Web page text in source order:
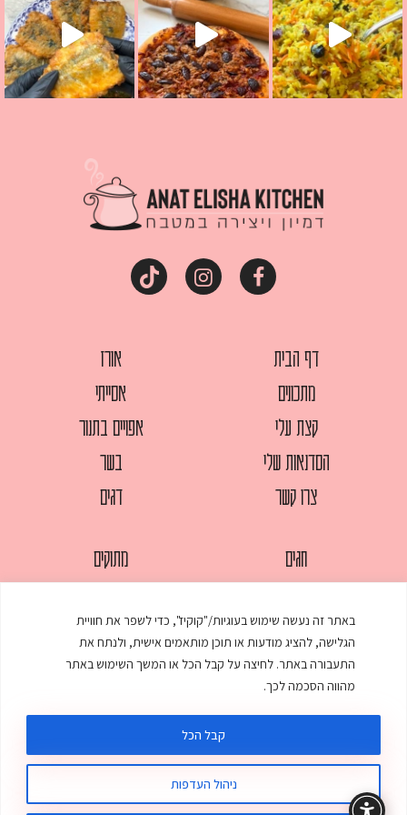
באתר זה נעשה שימוש בעוגיות/"קוקיז", כדי לשפר את חוויית
הגלישה, להציג מודעות או תוכן מותאמים אישית, ולנתח את
התעבורה באתר. לחיצה על קבל הכל או המשך השימוש באתר
מהווה הסכמה לכך.
ניהול העדפות
קבל הכל
דף הבית
מתכונים
קצת עלי
הסדנאות שלי
צרו קשר
אורז
אסייתי
אפויים בתנור
בשר
דגים
חגים
מאפים
ממולאים
מרקים
מתוקים
עוגות
עוף
© כל הזכויות שמורות לענת אלישע | עיצוב ובניית אתר